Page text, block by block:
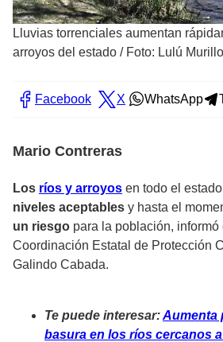
Lluvias torrenciales aumentan
arroyos del estado / Foto: Lulú
Facebook X WhatsApp
Mario Contreras
Los ríos y arroyos en todo el estado
niveles aceptables y hasta el
un riesgo para la población, informó
Coordinación Estatal de Protección
Galindo Cabada.
Te puede interesar:Aumenta
basura en los ríos cercanos